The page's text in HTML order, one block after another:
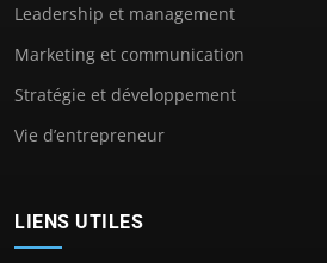
Leadership et management
Marketing et communication
Stratégie et développement
Vie d’entrepreneur
LIENS UTILES